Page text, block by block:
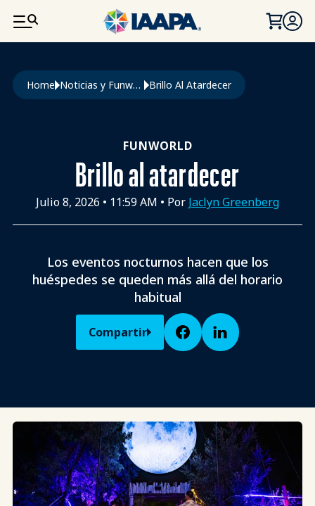
PASAR AL CONTENIDO PRINCIPAL
Ruta de navegación
Home Noticias y Funworld Brillo Al Atardecer
FUNWORLD
Brillo al atardecer
Julio 8, 2026 • 11:59 AM • Por Jaclyn Greenberg
Los eventos nocturnos hacen que los
huéspedes se queden más allá del horario
habitual
Compartir